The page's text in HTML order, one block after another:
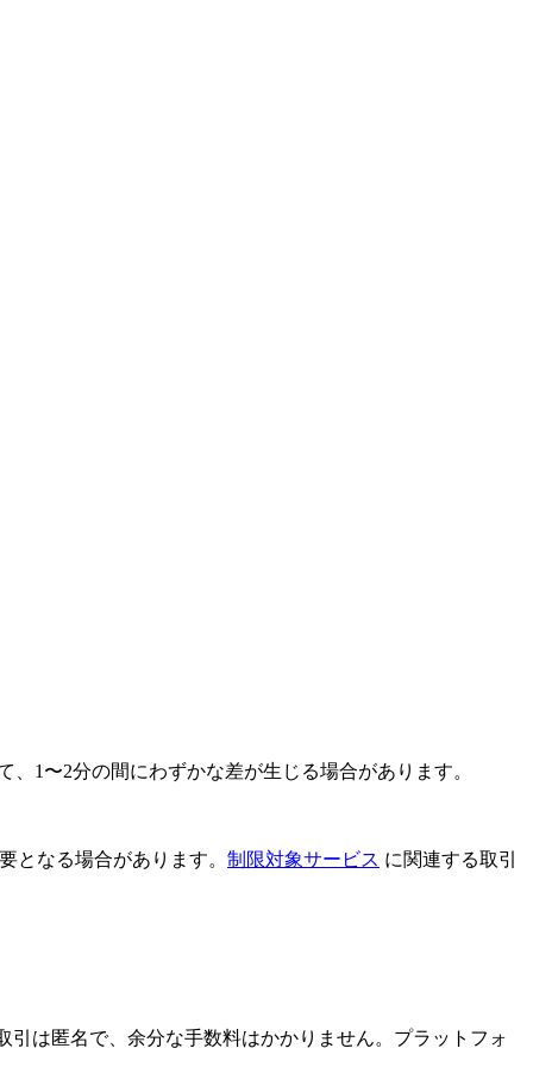
1〜2分の間にわずかな差が生じる場合があります。
となる場合があります。 制限対象サービス に関連する取引
引は匿名で、余分な手数料はかかりません。プラットフォ